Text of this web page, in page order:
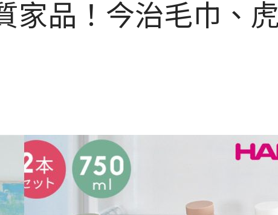
家品！今治毛巾、